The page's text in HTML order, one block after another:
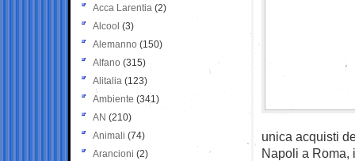
unica acquisti
Napoli a Roma,
Acca Larentia (2)
Alcool (3)
Alemanno (150)
Alfano (315)
Alitalia (123)
Ambiente (341)
AN (210)
Animali (74)
Arancioni (2)